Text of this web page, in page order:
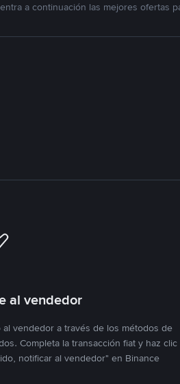
a continuación las mejores ofertas
al vendedor
al vendedor a través de los métodos de
Completa la transacción fiat y haz clic
notificar al vendedor" en Binance